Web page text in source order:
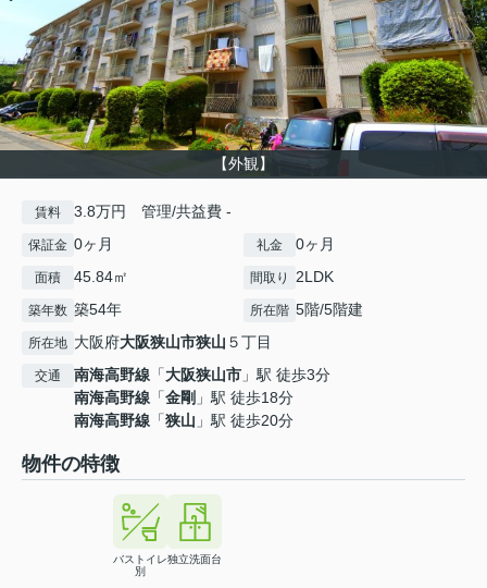
【外観】
賃料 3.8万円 管理/共益費 -
保証金 0ヶ月 礼金 0ヶ月
面積 45.84㎡ 間取り 2LDK
築年数 築54年 所在階 5階/5階建
所在地 大阪府大阪狭山市狭山 ５丁目
交通 南海高野線 「大阪狭山市 」駅 徒歩3分
南海高野線 「金剛 」駅 徒歩18分
南海高野線 「狭山 」駅 徒歩20分
物件の特徴
バストイレ
別
独立洗面台